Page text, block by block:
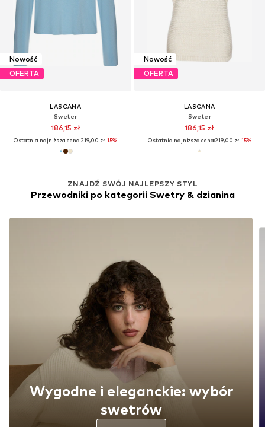
Nowość
OFERTA
LASCANA
Sweter
186,15 zł
Ostatnia najniższa cena:219,00 zł-15%
Nowość
OFERTA
LASCANA
Sweter
186,15 zł
Ostatnia najniższa cena:219,00 zł-15%
ZNAJDŹ SWÓJ NAJLEPSZY STYL
Przewodniki po kategorii Swetry & dzianina
Wygodne i eleganckie: wybór
swetrów